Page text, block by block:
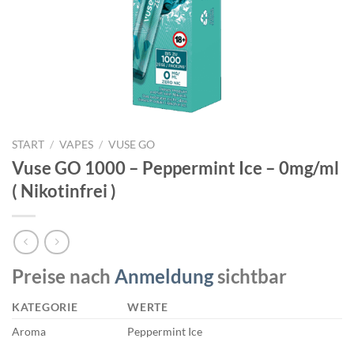
START / VAPES / VUSE GO
Vuse GO 1000 – Peppermint Ice – 0mg/ml
( Nikotinfrei )
Preise nach Anmeldungsichtbar
KATEGORIE
WERTE
Aroma
Peppermint Ice